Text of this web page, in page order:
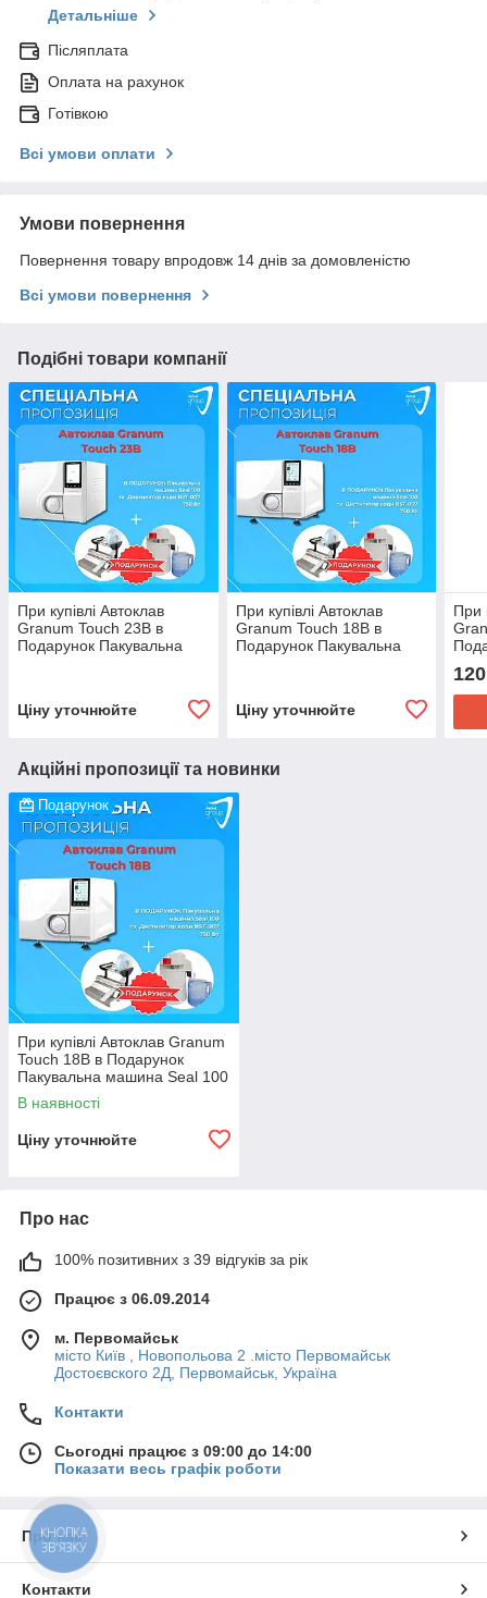
Детальніше
Післяплата
Оплата на рахунок
Готівкою
Всі умови оплати
Умови повернення
Повернення товару впродовж 14 днів за домовленістю
Всі умови повернення
Подібні товари компанії
При купівлі Автоклав
Granum Touch 23B в
Подарунок Пакувальна
007, 750
Ціну уточнюйте
При купівлі Автоклав
Granum Touch 18B в
Подарунок Пакувальна
007, 750
Ціну уточнюйте
При
Акційні пропозиції та новинки
Подарунок
При купівлі Автоклав Granum
Touch 18B в Подарунок
Пакувальна машина Seal 100
та Дистилятор води
(аквадистилятор) BST-007,
В наявності
Ціну уточнюйте
Про нас
100% позитивних з 39 відгуків за рік
Працює з 06.09.2014
м. Первомайськ
місто Київ , Новопольова 2 .місто Первомайськ
Достоєвского 2Д, Первомайськ, Україна
Контакти
Сьогодні працює з 09:00 до 14:00
Показати весь графік роботи
Про нас
Контакти
КНОПКА
ЗВ'ЯЗКУ